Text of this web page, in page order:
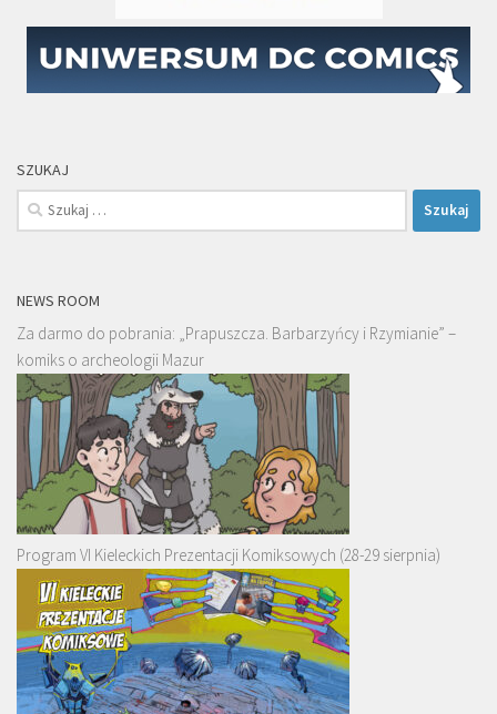
SZUKAJ
Szukaj:
NEWS ROOM
Za darmo do pobrania: „Prapuszcza. Barbarzyńcy i Rzymianie” –
komiks o archeologii Mazur
Program VI Kieleckich Prezentacji Komiksowych (28-29 sierpnia)